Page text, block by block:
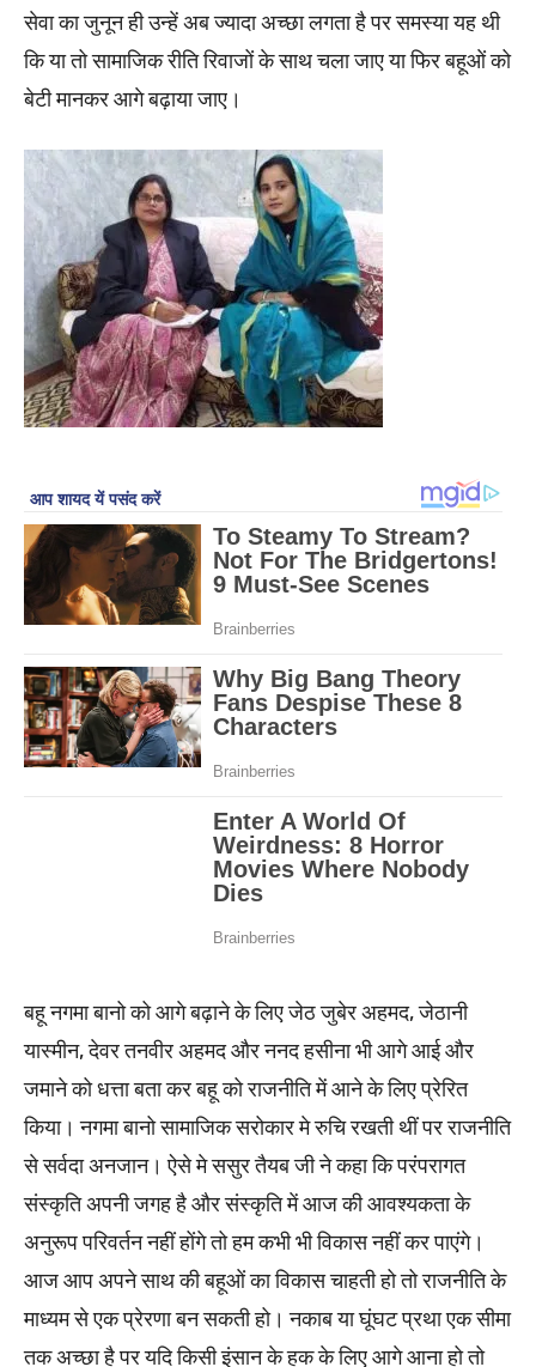
सेवा का जुनून ही उन्हें अब ज्यादा अच्छा लगता है पर समस्या यह थी
कि या तो सामाजिक रीति रिवाजों के साथ चला जाए या फिर बहूओं को
बेटी मानकर आगे बढ़ाया जाए।
बहू नगमा बानो को आगे बढ़ाने के लिए जेठ जुबेर अहमद, जेठानी
यास्मीन, देवर तनवीर अहमद और ननद हसीना भी आगे आई और
जमाने को धत्ता बता कर बहू को राजनीति में आने के लिए प्रेरित
किया। नगमा बानो सामाजिक सरोकार मे रुचि रखती थीं पर राजनीति
से सर्वदा अनजान। ऐसे मे ससुर तैयब जी ने कहा कि परंपरागत
संस्कृति अपनी जगह है और संस्कृति में आज की आवश्यकता के
अनुरूप परिवर्तन नहीं होंगे तो हम कभी भी विकास नहीं कर पाएंगे।
आज आप अपने साथ की बहूओं का विकास चाहती हो तो राजनीति के
माध्यम से एक प्रेरणा बन सकती हो। नकाब या घूंघट प्रथा एक सीमा
तक अच्छा है पर यदि किसी इंसान के हक के लिए आगे आना हो तो